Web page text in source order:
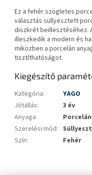
Ez a fehér szögletes
választás süllyesztett
diszkrét beillesztéséhez.
illeszkedik a modern és
miközben a porcelán
tisztíthatóságot.
Kiegészítő
Kategória:
YAGO
Jótállás:
3 év
Anyaga:
Porcelán
Szerelési mód:
Szín: Fehér